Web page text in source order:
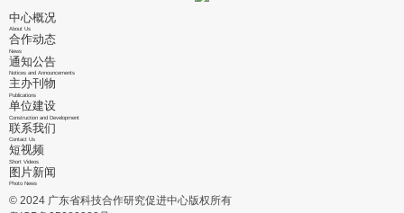
中心概况
About Us
合作动态
News
通知公告
Notices and Announcements
主办刊物
Publications
单位建设
Construction and Development
联系我们
Contact Us
短视频
Short Videos
图片新闻
Photo News
© 2024 广东省科技合作研究促进中心版权所有